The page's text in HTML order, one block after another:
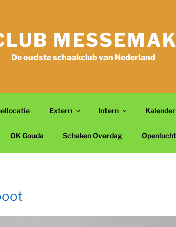
De oudste schaakclub van Nederland
Extern Intern Kalender
OK Gouda Schaken Overdag